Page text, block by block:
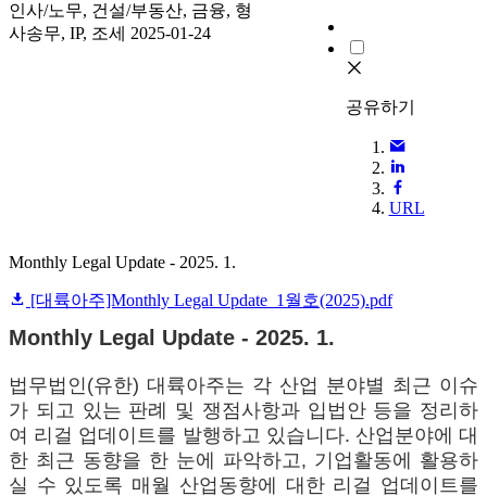
인사/노무, 건설/부동산, 금융, 형
사송무, IP, 조세 2025-01-24
공유하기
URL
Monthly Legal Update - 2025. 1.
[대륙아주]Monthly Legal Update_1월호(2025).pdf
Monthly Legal Update - 2025. 1.
법무법인(유한) 대륙아주는 각 산업 분야별 최근 이슈
가 되고 있는 판례 및 쟁점사항과 입법안 등을 정리하
여 리걸 업데이트를 발행하고 있습니다. 산업분야에 대
한 최근 동향을 한 눈에 파악하고, 기업활동에 활용하
실 수 있도록 매월 산업동향에 대한 리걸 업데이트를